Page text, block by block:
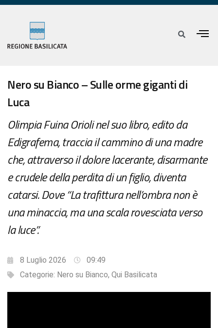
Nero su Bianco – Sulle orme giganti di
Luca
Olimpia Fuina Orioli nel suo libro, edito da
Edigrafema, traccia il cammino di una madre
che, attraverso il dolore lacerante, disarmante
e crudele della perdita di un figlio, diventa
catarsi. Dove “La trafittura nell’ombra non è
una minaccia, ma una scala rovesciata verso
la luce”.
8 Luglio 2026
09:49
Categorie: Nero su Bianco, Qui Basilicata